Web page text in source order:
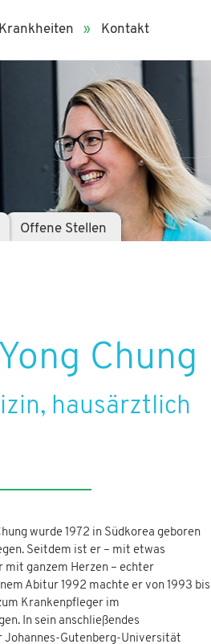
Kontakt
Offene Stellen
Chung
hausärztlich
wurde 1972 in Südkorea geboren
Seitdem ist er – mit etwas
mit ganzem Herzen – echter
Abitur 1992 machte er von 1993 bis
Krankenpfleger im
In sein anschließendes
Johannes-Gutenberg-Universität